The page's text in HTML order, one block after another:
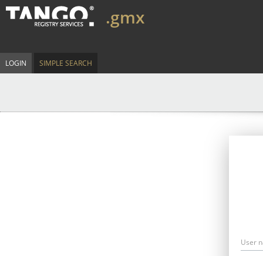
.gmx
LOGIN SIMPLE SEARCH
User